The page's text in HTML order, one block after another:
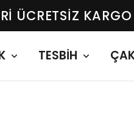
ÜCRETSIZ
TESBİH